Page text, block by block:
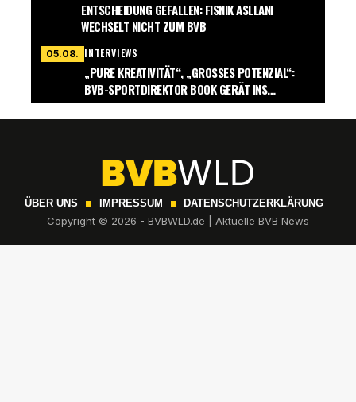
ENTSCHEIDUNG GEFALLEN: FISNIK ASLLANI
WECHSELT NICHT ZUM BVB
05.08. INTERVIEWS
„PURE KREATIVITÄT“, „GROSSES POTENZIAL“: B
VB-SPORTDIREKTOR BOOK GERÄT INS S
CHWÄRMEN
ÜBER UNS IMPRESSUM DATENSCHUTZERKLÄRUNG
Copyright © 2026 - BVBWLD.de | Aktuelle BVB News